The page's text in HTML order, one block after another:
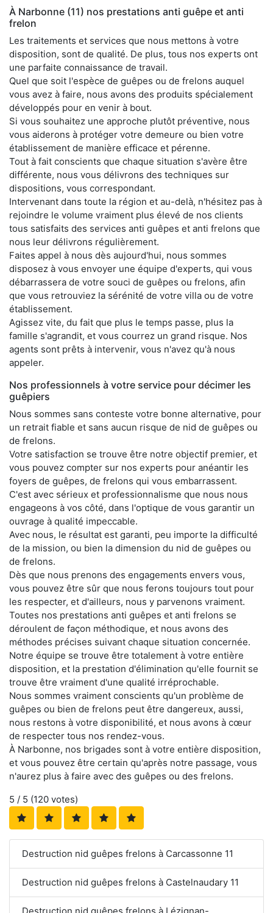
À Narbonne (11) nos prestations anti guêpe et anti
frelon
Les traitements et services que nous mettons à votre
disposition, sont de qualité. De plus, tous nos experts ont
une parfaite connaissance de travail.
Quel que soit l'espèce de guêpes ou de frelons auquel
vous avez à faire, nous avons des produits spécialement
développés pour en venir à bout.
Si vous souhaitez une approche plutôt préventive, nous
vous aiderons à protéger votre demeure ou bien votre
établissement de manière efficace et pérenne.
Tout à fait conscients que chaque situation s'avère être
différente, nous vous délivrons des techniques sur
dispositions, vous correspondant.
Intervenant dans toute la région et au-delà, n'hésitez pas à
rejoindre le volume vraiment plus élevé de nos clients
tous satisfaits des services anti guêpes et anti frelons que
nous leur délivrons régulièrement.
Faites appel à nous dès aujourd'hui, nous sommes
disposez à vous envoyer une équipe d'experts, qui vous
débarrassera de votre souci de guêpes ou frelons, afin
que vous retrouviez la sérénité de votre villa ou de votre
établissement.
Agissez vite, du fait que plus le temps passe, plus la
famille s'agrandit, et vous courrez un grand risque. Nos
agents sont prêts à intervenir, vous n'avez qu'à nous
appeler.
Nos professionnels à votre service pour décimer les
guêpiers
Nous sommes sans conteste votre bonne alternative, pour
un retrait fiable et sans aucun risque de nid de guêpes ou
de frelons.
Votre satisfaction se trouve être notre objectif premier, et
vous pouvez compter sur nos experts pour anéantir les
foyers de guêpes, de frelons qui vous embarrassent.
C'est avec sérieux et professionnalisme que nous nous
engageons à vos côté, dans l'optique de vous garantir un
ouvrage à qualité impeccable.
Avec nous, le résultat est garanti, peu importe la difficulté
de la mission, ou bien la dimension du nid de guêpes ou
de frelons.
Dès que nous prenons des engagements envers vous,
vous pouvez être sûr que nous ferons toujours tout pour
les respecter, et d'ailleurs, nous y parvenons vraiment.
Toutes nos prestations anti guêpes et anti frelons se
déroulent de façon méthodique, et nous avons des
méthodes précises suivant chaque situation concernée.
Notre équipe se trouve être totalement à votre entière
disposition, et la prestation d'élimination qu'elle fournit se
trouve être vraiment d'une qualité irréprochable.
Nous sommes vraiment conscients qu'un problème de
guêpes ou bien de frelons peut être dangereux, aussi,
nous restons à votre disponibilité, et nous avons à cœur
de respecter tous nos rendez-vous.
À Narbonne, nos brigades sont à votre entière disposition,
et vous pouvez être certain qu'après notre passage, vous
n'aurez plus à faire avec des guêpes ou des frelons.
5 / 5 (120 votes)
Destruction nid guêpes frelons à Carcassonne 11
Destruction nid guêpes frelons à Castelnaudary 11
Destruction nid guêpes frelons à Lézignan-